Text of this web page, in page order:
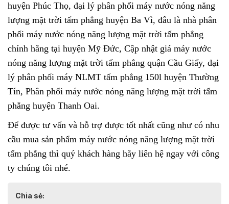
huyện Phúc Thọ, đại lý phân phối máy nước nóng năng
lượng mặt trời tấm phẳng huyện Ba Vì, đâu là nhà phân
phối máy nước nóng năng lượng mặt trời tấm phẳng
chính hãng tại huyện Mỹ Đức, Cập nhật giá máy nước
nóng năng lượng mặt trời tấm phẳng quận Cầu Giấy, đại
lý phân phối máy NLMT tấm phẳng 150l huyện Thường
Tín, Phân phối máy nước nóng năng lượng mặt trời tấm
phẳng huyện Thanh Oai.
Để được tư vấn và hỗ trợ được tốt nhất cũng như có nhu
cầu mua sản phẩm máy nước nóng năng lượng mặt trời
tấm phẳng thì quý khách hàng hãy liên hệ ngay với công
ty chúng tôi nhé.
Chia sẻ: